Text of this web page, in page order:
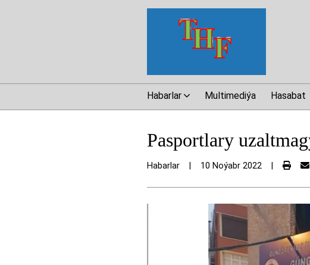
Habarlar Multimediýa Hasabat
Pasportlary
Habarlar 10 Noýabr 2022